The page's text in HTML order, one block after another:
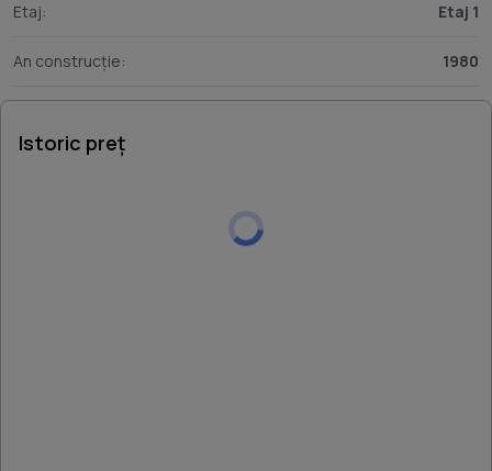
Etaj: Etaj 1
An construcție: 1980
Istoric preț